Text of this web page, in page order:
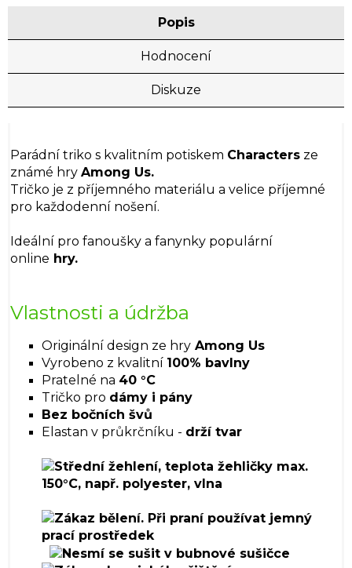
Popis
Hodnocení
Diskuze
Parádní triko s kvalitním potiskem Characters ze
známé hry Among Us.
Tričko je z příjemného materiálu a velice příjemné
pro každodenní nošení.
Ideální pro fanoušky a fanynky populární
online hry.
Vlastnosti a údržba
Originální design ze hry Among Us
Vyrobeno z kvalitní 100% bavlny
Pratelné na 40 °C
Tričko pro dámy i pány
Bez bočních švů
Elastan v průkrčníku - drží tvar